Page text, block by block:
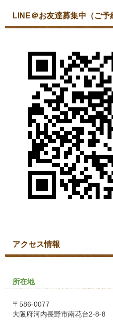
LINE＠お友達募集中（ご予
アクセス情報
所在地
〒586-0077
大阪府河内長野市南花台2-8-8